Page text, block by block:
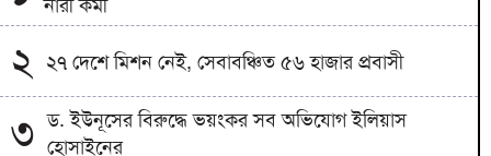
২ ২৭ দেশে মিশন নেই, সেবাবঞ্চিত ৫৬ হাজার প্রবাসী
৩ ড. ইউনূসের বিরুদ্ধে ভয়ংকর সব অভিযোগ ইলিয়াস
হোসাইনের